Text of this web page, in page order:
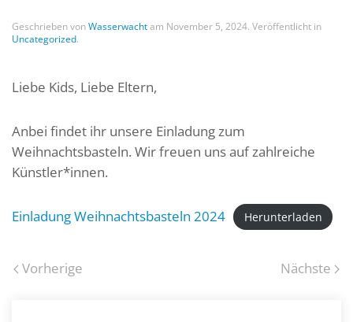
Geschrieben vonWasserwachtam November 5, 2024. Veröffentlicht in
Uncategorized.
Liebe Kids, Liebe Eltern,
Anbei findet ihr unsere Einladung zum
Weihnachtsbasteln. Wir freuen uns auf zahlreiche
Künstler*innen.
Einladung Weihnachtsbasteln 2024 Herunterladen
Vorherige Nächste